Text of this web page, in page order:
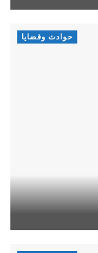
حوادث وقضايا